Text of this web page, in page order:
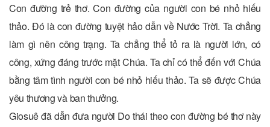
Con đường trẻ thơ. Con đường của người con bé nhỏ hiếu
thảo. Đó là con đường tuyệt hảo dẫn về Nước Trời. Ta chẳng
làm gì nên công trạng. Ta chẳng thể tỏ ra là người lớn, có
công, xứng đáng trước mặt Chúa. Ta chỉ có thể đến với Chúa
bằng tâm tình người con bé nhỏ hiếu thảo. Ta sẽ được Chúa
yêu thương và ban thưởng.
Giosuê đã dẫn đưa người Do thái theo con đường bé thơ này